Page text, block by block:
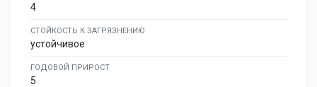
4
СТОЙКОСТЬ К ЗАГРЯЗНЕНИЮ
устойчивое
ГОДОВОЙ ПРИРОСТ
5